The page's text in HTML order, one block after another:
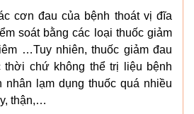
cơn đau của bệnh thoát vị đĩa
soát bằng các loại thuốc giảm
…Tuy nhiên, thuốc giảm đau
thời chứ không thể trị liệu bệnh
nhân lạm dụng thuốc quá nhiều
thận,…